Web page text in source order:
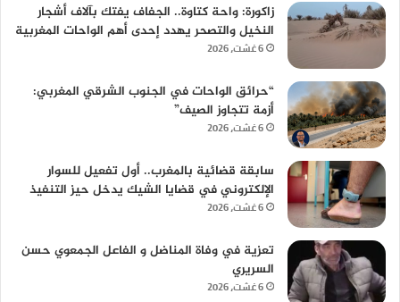
زاكورة: واحة كتاوة.. الجفاف يفتك بآلاف أشجار
النخيل والتصحر يهدد إحدى أهم الواحات المغربية
6 غشت، 2026
“حرائق الواحات في الجنوب الشرقي المغربي:
أزمة تتجاوز الصيف”
6 غشت، 2026
سابقة قضائية بالمغرب.. أول تفعيل للسوار
الإلكتروني في قضايا الشيك يدخل حيز التنفيذ
6 غشت، 2026
تعزية في وفاة المناضل و الفاعل الجمعوي حسن
السريري
6 غشت، 2026